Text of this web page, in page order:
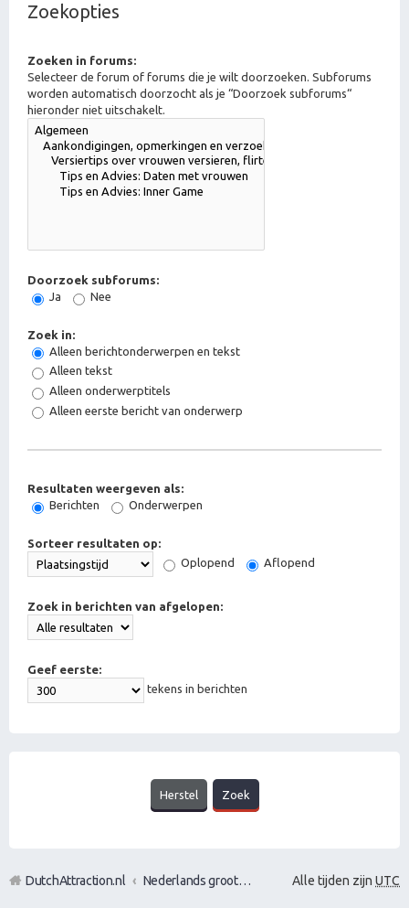
Zoekopties
Zoeken in forums:
Selecteer de forum of forums die je wilt doorzoeken. Subforums
worden automatisch doorzocht als je “Doorzoek subforums“
hieronder niet uitschakelt.
Doorzoek subforums:
Ja
Nee
Zoek in:
Alleen berichtonderwerpen en tekst
Alleen tekst
Alleen onderwerptitels
Alleen eerste bericht van onderwerp
Resultaten weergeven als:
Berichten
Onderwerpen
Sorteer resultaten op:
Oplopend
Aflopend
Zoek in berichten van afgelopen:
Geef eerste:
tekens in berichten
Alle tijden zijn UTC
DutchAttraction.nl Nederlands grootste Dutch Attraction, Lifestyle, Vrouwen versieren en Pick-Up (PUA) Forum